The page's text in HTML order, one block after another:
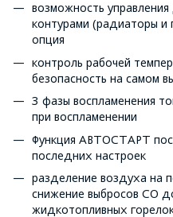
возможность
контурами (радиаторы
опция
контроль рабочей
безопасность на самом
3 фазы воспламенения
при воспламенении
Функция АВТОСТАРТ
последних настроек
разделение воздуха на
снижение выбросов CO
жидкотопливных